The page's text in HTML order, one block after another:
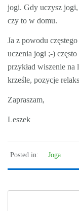
jogi. Gdy uczysz
czy to w domu.
Ja z powodu
uczenia jogi ;-)
przykład wiszenie
krześle, pozycje
Zapraszam,
Leszek
Posted in: Joga